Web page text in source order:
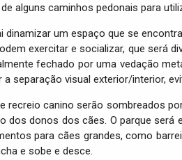
alguns caminhos pedonais para
dinamizar um espaço que se
exercitar e socializar, que será
fechado por uma vedação
a separação visual exterior/interior,
recreio canino serão sombreados
dos donos dos cães. O parque será
para cães grandes, como
e sobe e desce.